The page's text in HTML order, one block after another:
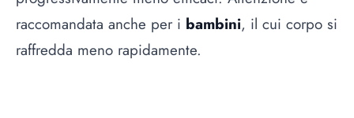
raccomandata anche per i bambini, il cui corpo si
raffredda meno rapidamente.